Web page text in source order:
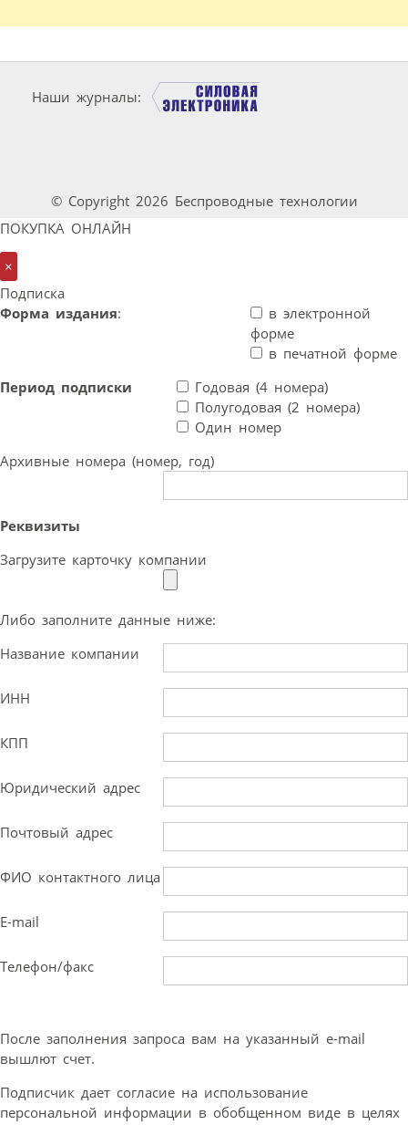
Наши журналы:
© Copyright 2026 Беспроводные технологии
ПОКУПКА ОНЛАЙН
×
Подписка
Форма издания:
в электронной
форме
в печатной форме
Период подписки
Годовая (4 номера)
Полугодовая (2 номера)
Один номер
Архивные номера (номер, год)
Реквизиты
Загрузите карточку компании
Либо заполните данные ниже:
Название компании
ИНН
КПП
Юридический адрес
Почтовый адрес
ФИО контактного лица
E-mail
Телефон/факс
После заполнения запроса вам на указанный e-mail
вышлют счет.
Подписчик дает согласие на использование
персональной информации в обобщенном виде в целях